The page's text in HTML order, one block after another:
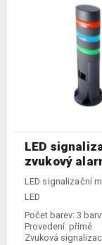
LED
zvukový
LED signalizační
LED
Počet barev: 3
Provedení: přímé
Zvuková